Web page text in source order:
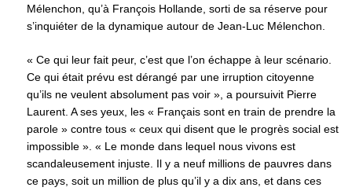
Mélenchon, qu’à François Hollande, sorti de sa réserve pour
s’inquiéter de la dynamique autour de Jean-Luc Mélenchon.
« Ce qui leur fait peur, c’est que l’on échappe à leur scénario.
Ce qui était prévu est dérangé par une irruption citoyenne
qu’ils ne veulent absolument pas voir », a poursuivit Pierre
Laurent. A ses yeux, les « Français sont en train de prendre la
parole » contre tous « ceux qui disent que le progrès social est
impossible ». « Le monde dans lequel nous vivons est
scandaleusement injuste. Il y a neuf millions de pauvres dans
ce pays, soit un million de plus qu’il y a dix ans, et dans ces